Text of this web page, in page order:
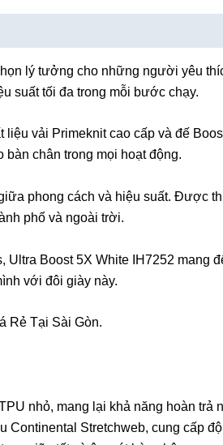
lý tưởng cho những người yêu
suất tối đa trong mỗi bước chạy.
vải Primeknit cao cấp và đế
chân trong mọi hoạt động.
phong cách và hiệu suất. Được
phố và ngoài trời.
Boost 5X White IH7252
với đôi giày này.
Rẻ Tại Sài Gòn.
nhỏ, mang lại khả năng hoàn trả
Stretchweb, cung cấp